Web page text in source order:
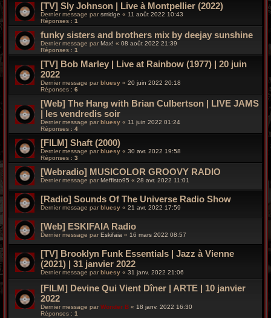
[TV] Sly Johnson | Live à Montpellier (2022)
Dernier message parsmidge « 11 août 2022 10:43
Réponses : 1
funky sisters and brothers mix by deejay sunshine
Dernier message par Max! « 08 août 2022 21:39
Réponses : 1
[TV] Bob Marley | Live at Rainbow (1977) | 20 juin
2022
Dernier message par bluesy « 20 juin 2022 20:18
Réponses : 6
[Web] The Hang with Brian Culbertson | LIVE JAMS
| les vendredis soir
Dernier message par bluesy « 11 juin 2022 01:24
Réponses : 4
[FILM] Shaft (2000)
Dernier message parbluesy « 30 avr. 2022 19:58
Réponses : 3
[Webradio] MUSICOLOR GROOVY RADIO
Dernier message par Meffisto95 « 28 avr. 2022 11:01
[Radio] Sounds Of The Universe Radio Show
Dernier message parbluesy « 21 avr. 2022 17:59
[Web] ESKIFAIA Radio
Dernier message par Eskifaia « 16 mars 2022 08:57
[TV] Brooklyn Funk Essentials | Jazz à Vienne
(2021) | 31 janvier 2022
Dernier message par bluesy « 31 janv. 2022 21:06
[FILM] Devine Qui Vient Dîner | ARTE | 10 janvier
2022
Dernier message par Wonder B « 18 janv. 2022 16:30
Réponses : 1